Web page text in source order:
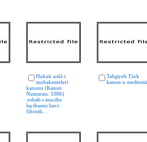
Hukuk usûl-i
muhakemeleri
kanunu (Kanun
Numarası: 1086)
:esbab-ı mucibe
layihasını havi
fihristli...
Tahşiyeli Türk
kanun-u medenisi